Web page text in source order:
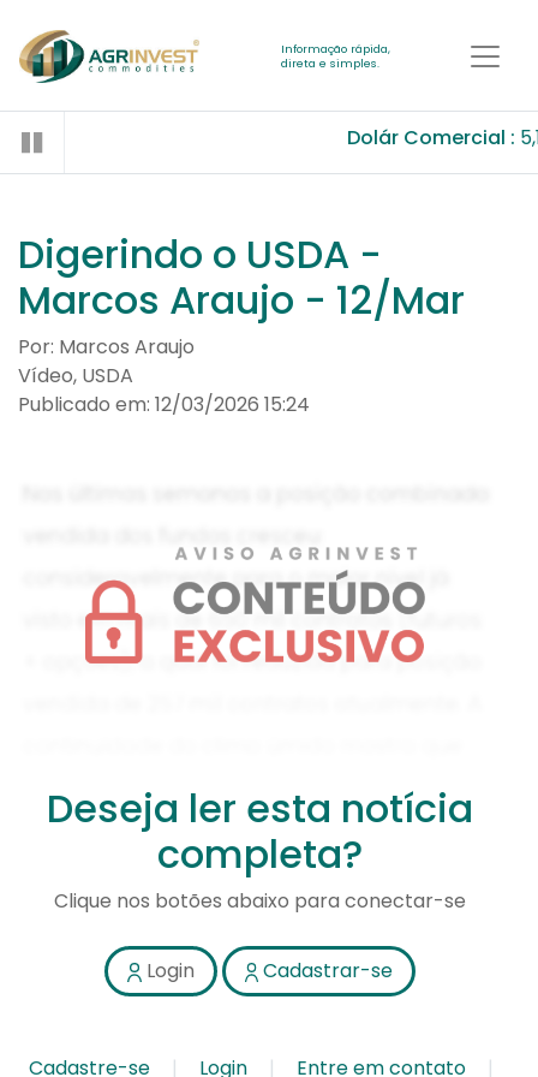
Informação rápida,
direta e simples.
Dolár Comercial :
Digerindo o USDA -
Marcos Araujo - 12/Mar
Por: Marcos Araujo
Vídeo, USDA
Publicado em: 12/03/2026 15:24
Deseja ler esta notícia
completa?
Clique nos botões abaixo para conectar-se
Login Cadastrar-se
Cadastre-se Login Entre em contato